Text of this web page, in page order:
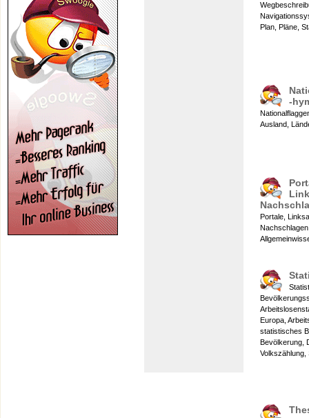
Plan, Pläne,
-
Ausland,
Portale,
Europa,
statistisches
Bevölkerung,
Volkszählung,